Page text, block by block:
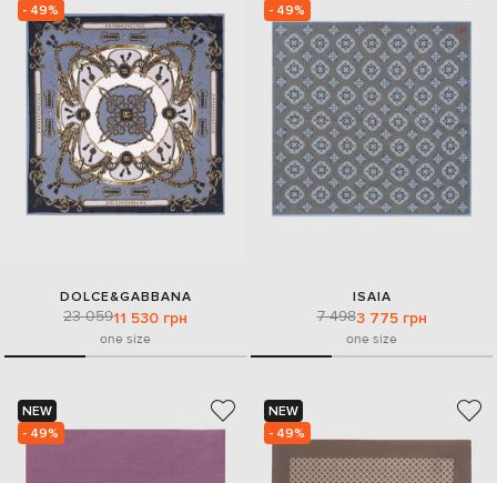
- 49%
DOLCE&GABBANA
23 05911 530 грн
one size
- 49%
ISAIA
7 4983 775 грн
one size
NEW
- 49%
NEW
- 49%